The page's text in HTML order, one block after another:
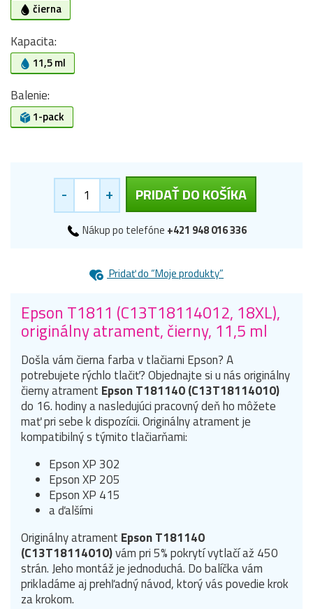
čierna
Kapacita:
11,5 ml
Balenie:
1-pack
- + PRIDAŤ DO KOŠÍKA
Nákup po telefóne +421 948 016 336
Pridať do “Moje produkty”
Epson T1811 (C13T18114012, 18XL),
originálny atrament, čierny, 11,5 ml
Došla vám čierna farba v tlačiarni Epson? A
potrebujete rýchlo tlačiť? Objednajte si u nás originálny
čierny atrament Epson T181140 (C13T18114010)
do 16. hodiny a nasledujúci pracovný deň ho môžete
mať pri sebe k dispozícii. Originálny atrament je
kompatibilný s týmito tlačiarňami:
Epson XP 302
Epson XP 205
Epson XP 415
a ďalšími
Originálny atrament Epson T181140
(C13T18114010)vám pri 5% pokrytí vytlačí až 450
strán. Jeho montáž je jednoduchá. Do balíčka vám
prikladáme aj prehľadný návod, ktorý vás povedie krok
za krokom.